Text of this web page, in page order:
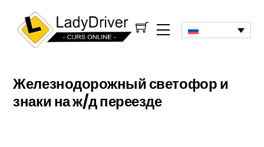
Железнодорожный светофор и
знаки на ж/д переезде